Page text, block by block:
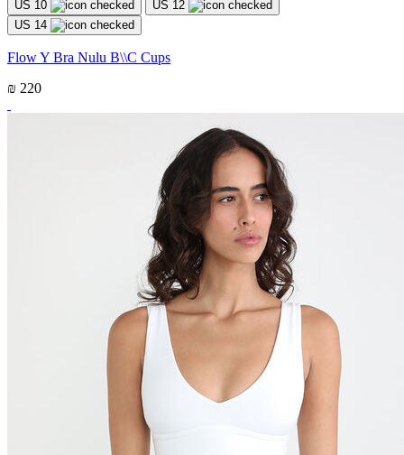
US 10
US 12
US 14
Flow Y Bra Nulu B\\C Cups
₪ 220